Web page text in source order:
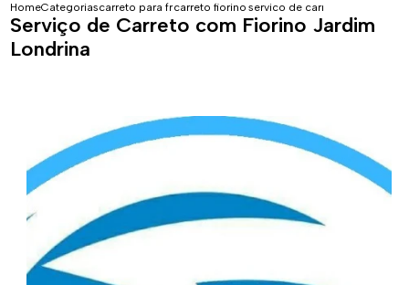
HomeCategoriascarreto para fretescarreto fiorino sao pauloservico de carreto com fiorino
Serviço de Carreto com Fiorino Jardim
Londrina